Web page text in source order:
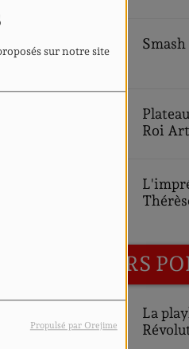
sur notre site
Propulsé par Orejime
Roi
DERNIERS
La